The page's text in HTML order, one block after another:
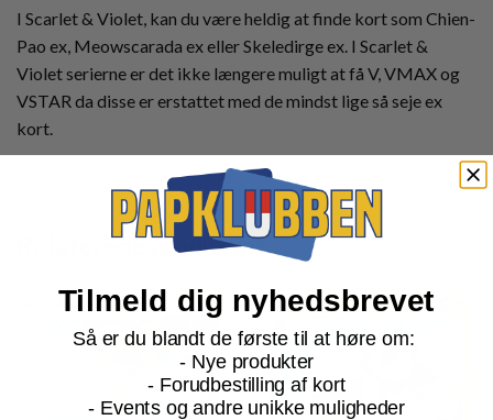
I Scarlet & Violet, kan du være heldig at finde kort som Chien-
Pao ex, Meowscarada ex eller Skeledirge ex. I Scarlet &
Violet serierne er det ikke længere muligt at få V, VMAX og
VSTAR da disse er erstattet med de mindst lige så seje ex
kort.
Relaterede produkter
Tilmeld dig nyhedsbrevet
Så er du blandt de første til at høre om:
- Nye produkter
- Forudbestilling af kort
- Events og andre unikke muligheder